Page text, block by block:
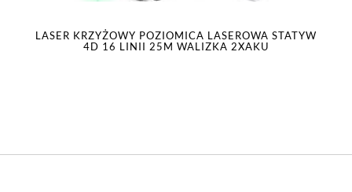
LASER KRZYŻOWY POZIOMICA LASEROWA STATYW
4D 16 LINII 25M WALIZKA 2XAKU